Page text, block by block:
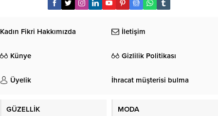
Kadın Fikri Hakkımızda İletişim
Künye Gizlilik Politikası
Üyelik İhracat müşterisi bulma
GÜZELLİK MODA